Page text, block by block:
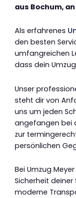
aus Bochum,
Als erfahrenes
den besten
umfangreichen
dass dein
Unser
steht dir von
uns um jeden
angefangen bei
zur
persönlichen
Bei Umzug
Sicherheit
moderne